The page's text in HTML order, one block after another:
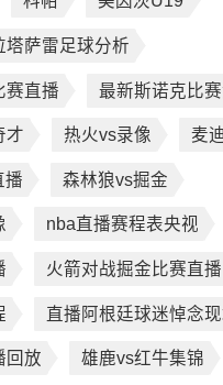
塔萨雷足球分析
赛直播 最新斯诺克比
才 热火vs录像 麦
播 森林狼vs掘金
nba直播赛程表央视
火箭对战掘金比赛直播
直播阿根廷球迷悼念
回放 雄鹿vs红牛集锦